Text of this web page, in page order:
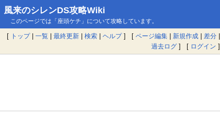
風来のシレンDS攻略Wiki
このページでは「座頭ケチ」について攻略しています。
[ トップ| 一覧 | 最終更新 | 検索 | ヘルプ] [ ページ編集 | 新規作成 | 差分 |
過去ログ ] [ ログイン ]